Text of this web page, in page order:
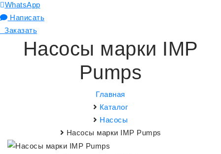
WhatsApp
Написать
Заказать
Насосы марки IMP
Pumps
Главная
Каталог
Насосы
Насосы марки IMP Pumps